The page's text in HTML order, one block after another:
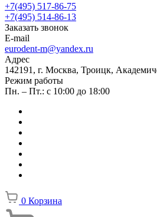
+7(495) 517-86-75
+7(495) 514-86-13
Заказать звонок
E-mail
eurodent-m@yandex.ru
Адрес
142191, г. Москва, Троицк,
Режим работы
Пн. – Пт.: с 10:00 до 18:00
0 Корзина